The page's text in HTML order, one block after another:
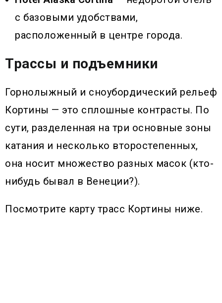
с базовыми удобствами,
расположенный в центре города.
Трассы и подъемники
Горнолыжный и сноубордический рельеф
Кортины — это сплошные контрасты. По
сути, разделенная на три основные зоны
катания и несколько второстепенных,
она носит множество разных масок (кто-
нибудь бывал в Венеции?).
Посмотрите карту трасс Кортины ниже.